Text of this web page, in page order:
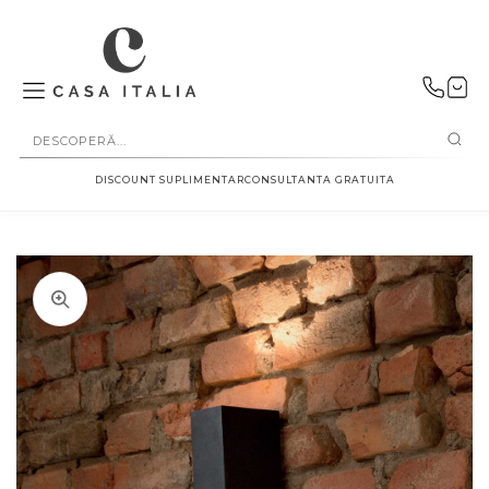
DISCOUNT SUPLIMENTARCONSULTANTA GRATUITA